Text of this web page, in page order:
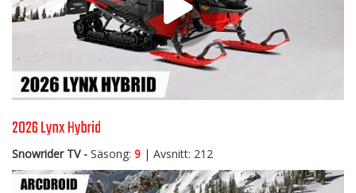
2026 Lynx Hybrid
Snowrider TV - Säsong: 9 | Avsnitt: 212